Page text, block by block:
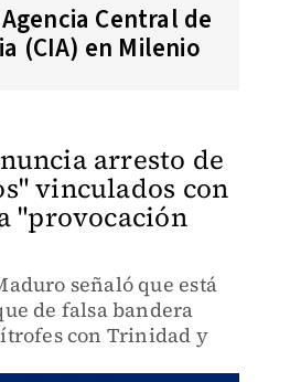
Central de
(CIA) en Milenio
arresto de
vinculados con
"provocación
señaló que está
de falsa bandera
con Trinidad y